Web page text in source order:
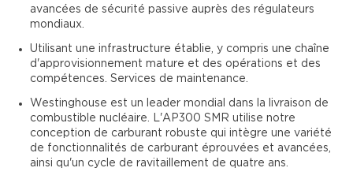
avancées de sécurité passive auprès des régulateurs
mondiaux.
Utilisant une infrastructure établie, y compris une chaîne
d'approvisionnement mature et des opérations et des
compétences. Services de maintenance.
Westinghouse est un leader mondial dans la livraison de
combustible nucléaire. L'AP300 SMR utilise notre
conception de carburant robuste qui intègre une variété
de fonctionnalités de carburant éprouvées et avancées,
ainsi qu'un cycle de ravitaillement de quatre ans.